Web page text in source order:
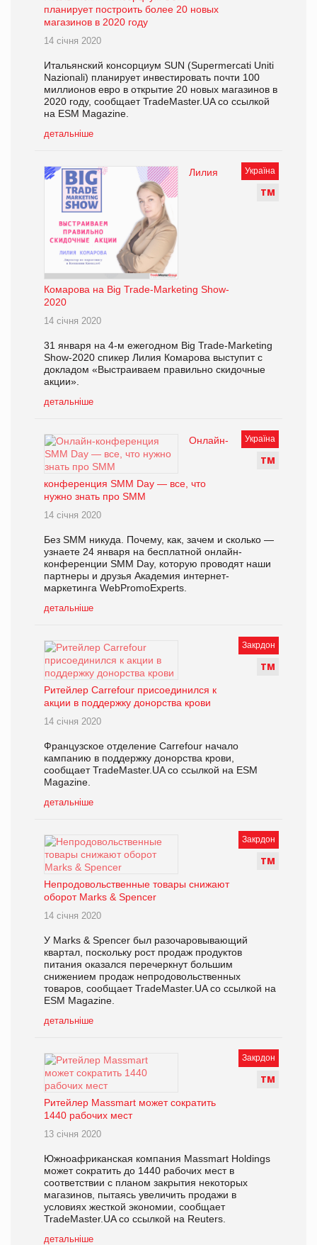
планирует построить более 20 новых
магазинов в 2020 году
14 січня 2020
Итальянский консорциум SUN (Supermercati Uniti
Nazionali) планирует инвестировать почти 100
миллионов евро в открытие 20 новых магазинов в
2020 году, сообщает TradeMaster.UA со ссылкой
на ESM Magazine.
детальніше
Україна
ТМ
Лилия
Комарова на Big Trade-Marketing Show-
2020
14 січня 2020
31 января на 4-м ежегодном Big Trade-Marketing
Show-2020 спикер Лилия Комарова выступит с
докладом «Выстраиваем правильно скидочные
акции».
детальніше
Україна
ТМ
Онлайн-
конференция SMM Day — все, что
нужно знать про SMM
14 січня 2020
Без SMM никуда. Почему, как, зачем и сколько —
узнаете 24 января на бесплатной онлайн-
конференции SMM Day, которую проводят наши
партнеры и друзья Академия интернет-
маркетинга WebPromoExperts.
детальніше
Закрдон
ТМ
Ритейлер Carrefour присоединился к
акции в поддержку донорства крови
14 січня 2020
Французское отделение Carrefour начало
кампанию в поддержку донорства крови,
сообщает TradeMaster.UA со ссылкой на ESM
Magazine.
детальніше
Закрдон
ТМ
Непродовольственные товары снижают
оборот Marks & Spencer
14 січня 2020
У Marks & Spencer был разочаровывающий
квартал, поскольку рост продаж продуктов
питания оказался перечеркнут большим
снижением продаж непродовольственных
товаров, сообщает TradeMaster.UA со ссылкой на
ESM Magazine.
детальніше
Закрдон
ТМ
Ритейлер Massmart может сократить
1440 рабочих мест
13 січня 2020
Южноафриканская компания Massmart Holdings
может сократить до 1440 рабочих мест в
соответствии с планом закрытия некоторых
магазинов, пытаясь увеличить продажи в
условиях жесткой экономии, сообщает
TradeMaster.UA со ссылкой на Reuters.
детальніше